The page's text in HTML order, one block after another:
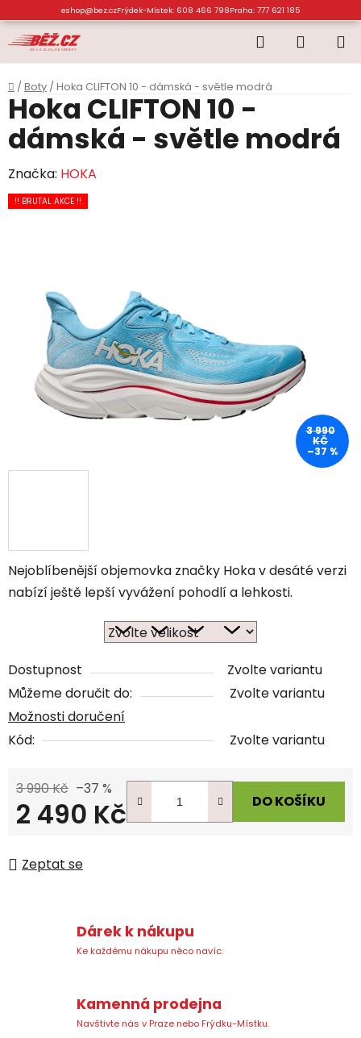
na
obsah
eshop@bez.czFrýdek-Místek: 608 466 798Praha: 777 621 185
Hledat
KOŠÍK
Domů
/ Boty / Hoka CLIFTON 10 - dámská - světle modrá
Nejoblíbenější objemovka značky Hoka v desáté verzi
nabízí ještě lepší vyvážení pohodlí a lehkosti.
Dostupnost
Zvolte variantu
Můžeme doručit do:
Zvolte variantu
Možnosti doručení
Kód:
Zvolte variantu
3 990 Kč –37 %
2 490 Kč DO KOŠÍKU
Zeptat se
Hoka CLIFTON 10 -
dámská - světle modrá
Značka: HOKA
!! BRUTAL AKCE !!
3 990
KČ
–37 %
Dárek k nákupu
Ke každému nákupu něco navíc.
Kamenná prodejna
Navštivte nás v Praze nebo Frýdku-Místku.